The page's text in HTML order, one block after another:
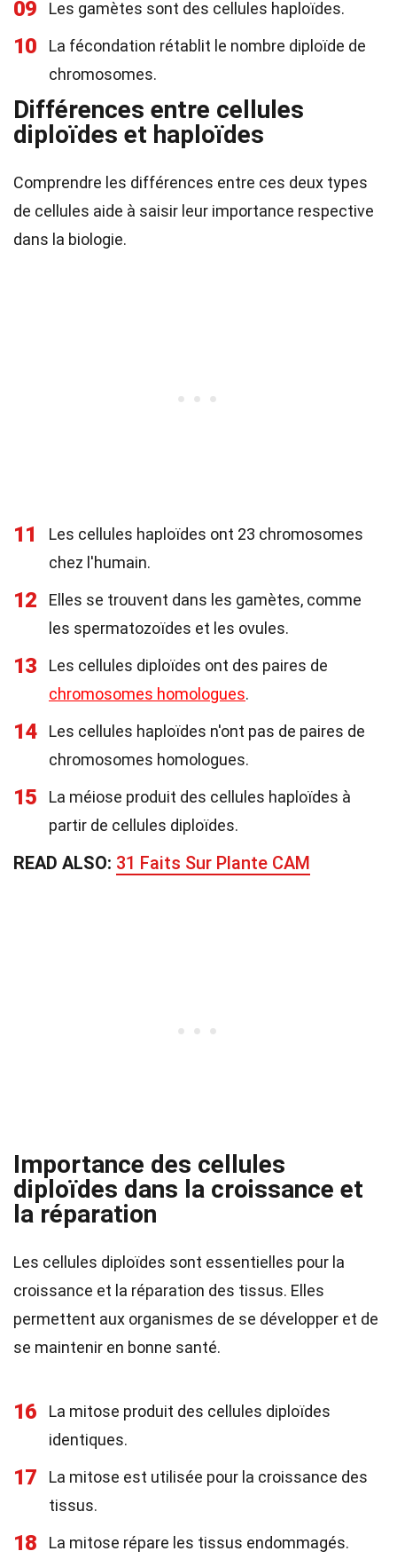
09 Les gamètes sont des cellules haploïdes.
10
La fécondation rétablit le nombre diploïde de
chromosomes.
Différences entre cellules
diploïdes et haploïdes
Comprendre les différences entre ces deux types
de cellules aide à saisir leur importance respective
dans la biologie.
11
Les cellules haploïdes ont 23 chromosomes
chez l'humain.
12
Elles se trouvent dans les gamètes, comme
les spermatozoïdes et les ovules.
13
Les cellules diploïdes ont des paires de
chromosomes homologues.
14
Les cellules haploïdes n'ont pas de paires de
chromosomes homologues.
15
La méiose produit des cellules haploïdes à
partir de cellules diploïdes.
READ ALSO: 31 Faits Sur Plante CAM
Importance des cellules
diploïdes dans la croissance et
la réparation
Les cellules diploïdes sont essentielles pour la
croissance et la réparation des tissus. Elles
permettent aux organismes de se développer et de
se maintenir en bonne santé.
16
La mitose produit des cellules diploïdes
identiques.
17
La mitose est utilisée pour la croissance des
tissus.
18 La mitose répare les tissus endommagés.